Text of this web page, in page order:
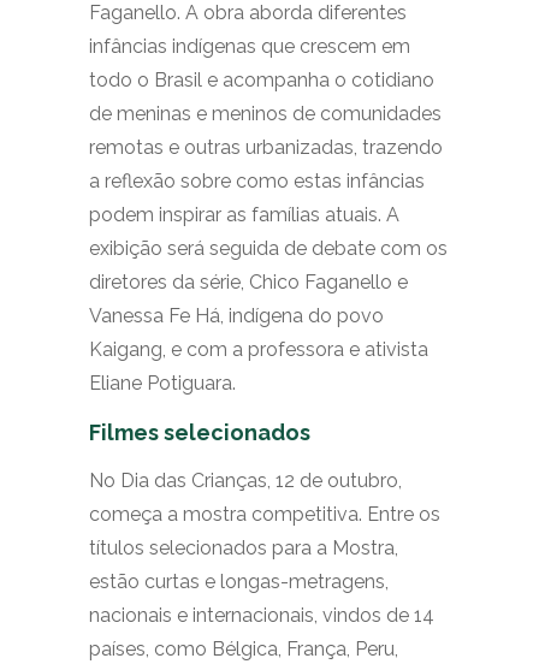
Faganello. A obra aborda diferentes
infâncias indígenas que crescem em
todo o Brasil e acompanha o cotidiano
de meninas e meninos de comunidades
remotas e outras urbanizadas, trazendo
a reflexão sobre como estas infâncias
podem inspirar as famílias atuais. A
exibição será seguida de debate com os
diretores da série, Chico Faganello e
Vanessa Fe Há, indígena do povo
Kaigang, e com a professora e ativista
Eliane Potiguara.
Filmes selecionados
No Dia das Crianças, 12 de outubro,
começa a mostra competitiva. Entre os
títulos selecionados para a Mostra,
estão curtas e longas-metragens,
nacionais e internacionais, vindos de 14
países, como Bélgica, França, Peru,